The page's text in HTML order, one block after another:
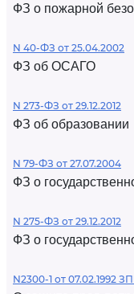
ФЗ о пожарной
N 40-ФЗ от 25.04.2002
ФЗ об ОСАГО
N 273-ФЗ от 29.12.2012
ФЗ об образовании
N 79-ФЗ от 27.07.2004
ФЗ о
N 275-ФЗ от 29.12.2012
ФЗ о
N2300-1 от 07.02.1992